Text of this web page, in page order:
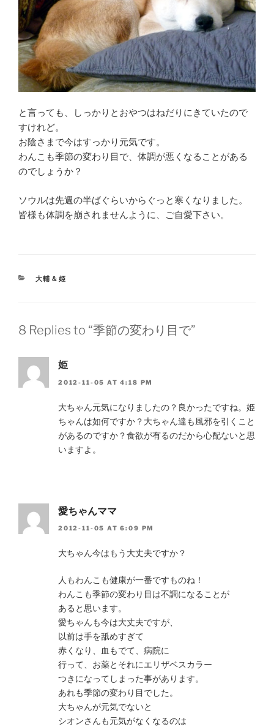
と言っても、しっかりとおやつはねだりにきていたので
すけれど。
お陰さまで今はすっかり元気です。
わんこも季節の変わり目で、体調が悪くなることがある
のでしょうか？
ソウルは先週の半ばぐらいからぐっと寒くなりました。
皆様も体調を崩されませんように、ご自愛下さい。
CATEGORIES
大輔＆姫
8 Replies to “季節の変わり目で”
姫
2012-11-05 AT 4:18 PM
大ちゃん元気になりましたの？良かったですね。姫
ちゃんは如何ですか？大ちゃん達も風邪を引くこと
があるのですか？食欲が有るのだから心配ないと思
いますよ。
愛ちゃんママ
2012-11-05 AT 6:09 PM
大ちゃん今はもう大丈夫ですか？
人もわんこも健康が一番ですものね！
わんこも季節の変わり目は不調になることが
あると思います。
愛ちゃんも今は大丈夫ですが、
以前は手を舐めすぎて
赤くなり、血もでて、病院に
行って、お薬とそれにエリザベスカラー
つきになってしまった事があります。
あれも季節の変わり目でした。
大ちゃんが元気でないと
シオンさんも元気がなくなるのは